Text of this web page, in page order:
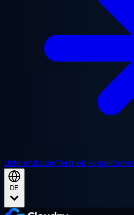
UnterstützungVertrieb kontaktieren
DE